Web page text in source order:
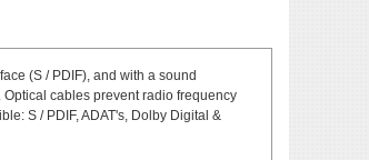
(S / PDIF), and with a sound
cables prevent radio frequency
S / PDIF, ADAT's, Dolby Digital &